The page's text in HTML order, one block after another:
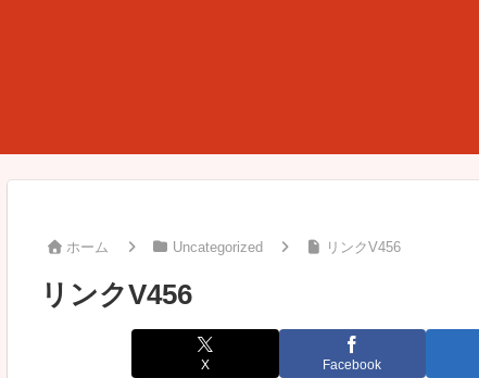
ホーム Uncategorized リンクV456
リンクV456
X Facebook